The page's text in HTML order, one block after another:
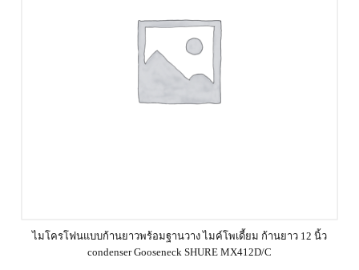
ไมโครโฟนแบบก้านยาวพร้อมฐานวาง ไมค์โพเดี้ยม ก้านยาว 12 นิ้ว
condenser Gooseneck SHURE MX412D/C